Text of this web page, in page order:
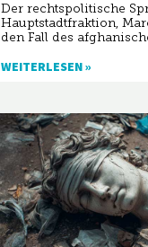
Der rechtspolitische
Hauptstadtfraktion,
den Fall des
WEITERLESEN »